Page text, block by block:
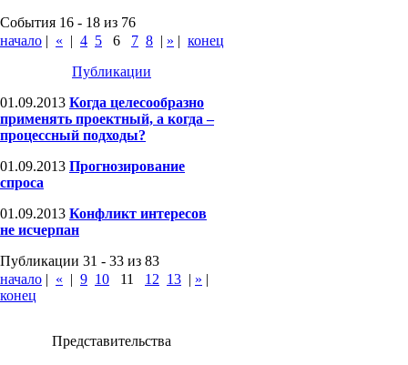
События 16 - 18 из 76
начало | « | 4 5 6 7 8 | » | конец
Публикации
01.09.2013 Когда целесообразно
применять проектный, а когда –
процессный подходы?
01.09.2013 Прогнозирование
спроса
01.09.2013 Конфликт интересов
не исчерпан
Публикации 31 - 33 из 83
начало | « | 9 10 11 12 13 | » |
конец
Представительства